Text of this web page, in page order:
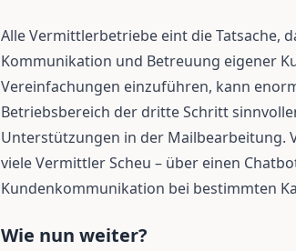
Alle Vermittlerbetriebe eint die Tatsache,
Kommunikation und Betreuung eigener
Vereinfachungen einzuführen, kann
Betriebsbereich der dritte Schritt
Unterstützungen in der Mailbearbeitung.
viele Vermittler Scheu – über einen
Kundenkommunikation bei bestimmten
Wie nun weiter?